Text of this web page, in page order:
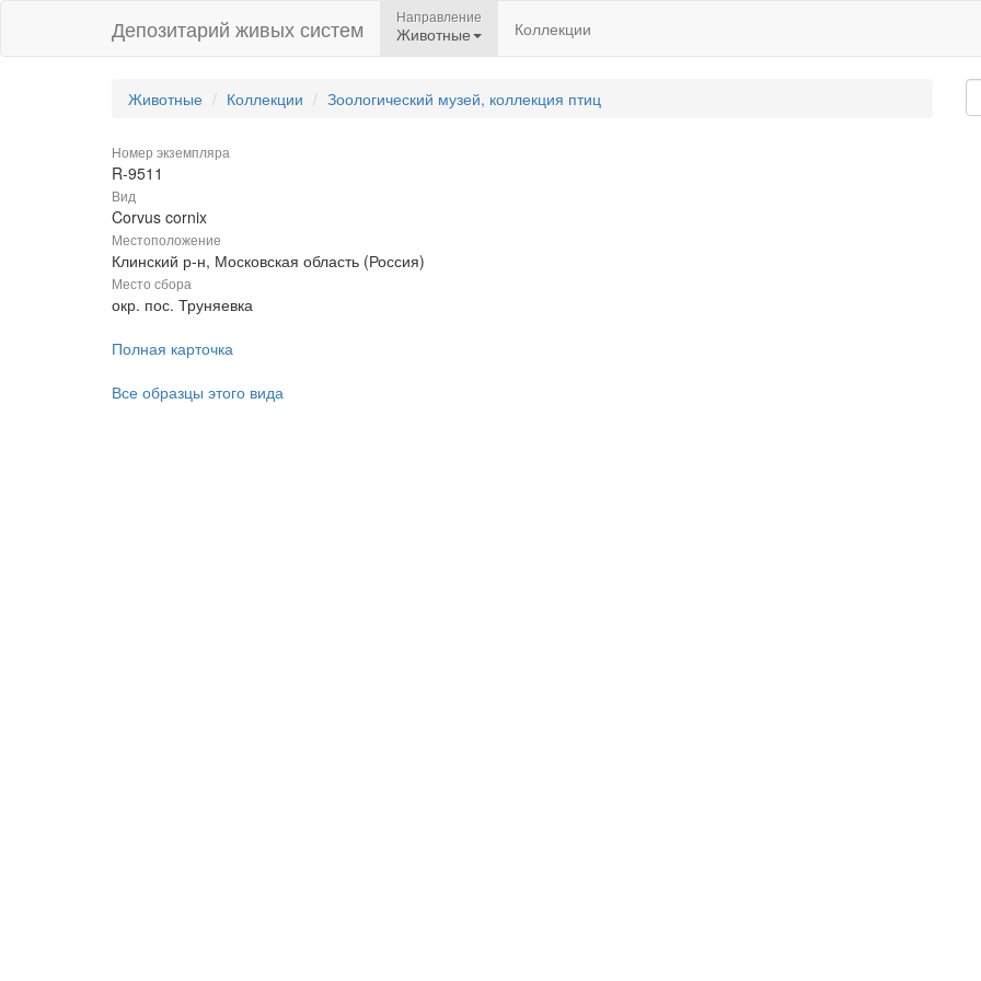
Депозитарий живых систем Направление
Животные Коллекции
Животные Коллекции Зоологический музей, коллекция птиц
Номер экземпляра
R-9511
Вид
Corvus cornix
Местоположение
Клинский р-н, Московская область (Россия)
Место сбора
окр. пос. Труняевка
Полная карточка
Все образцы этого вида